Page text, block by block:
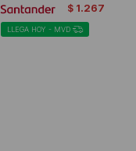
$ 1.267
LLEGA HOY - MVD